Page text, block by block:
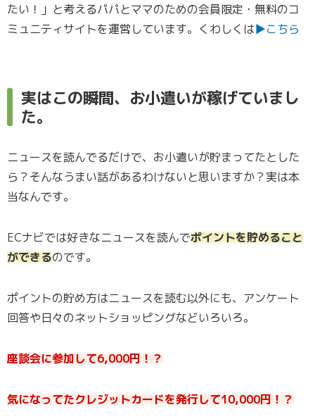
たい！」と考えるパパとママのための会員限定・無料のコ
ミュニティサイトを運営しています。くわしくは▶こちら
実はこの瞬間、お小遣いが稼げていまし
た。
ニュースを読んでるだけで、お小遣いが貯まってたとした
ら？そんなうまい話があるわけないと思いますか？実は本
当なんです。
ECナビでは好きなニュースを読んでポイントを貯めること
ができるのです。
ポイントの貯め方はニュースを読む以外にも、アンケート
回答や日々のネットショッピングなどいろいろ。
座談会に参加して6,000円！？
気になってたクレジットカードを発行して10,000円！？